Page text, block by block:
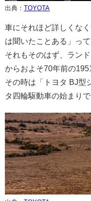
出典： TOYOTA
車にそれほど詳しくな
は聞いたことある」っ
それもそのはず、ラン
からおよそ70年前の
その時は「トヨタ BJ型
タ四輪駆動車の始まりで